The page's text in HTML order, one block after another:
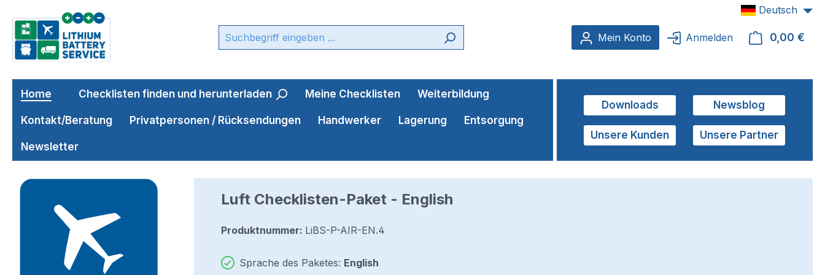
Hauptinhalt springen
Zur Suche springen
Zur Hauptnavigation springen
Mein Konto
Anmelden 0,00 €
Deutsch
Home Checklisten finden und herunterladen Meine Checklisten Weiterbildung
Kontakt/Beratung Privatpersonen / Rücksendungen Handwerker Lagerung Entsorgung
Newsletter
Downloads Newsblog
Unsere Kunden Unsere Partner
Bildergalerie überspringen
Luft Checklisten-Paket - English
Produktnummer: LiBS-P-AIR-EN.4
Sprache des Paketes: English